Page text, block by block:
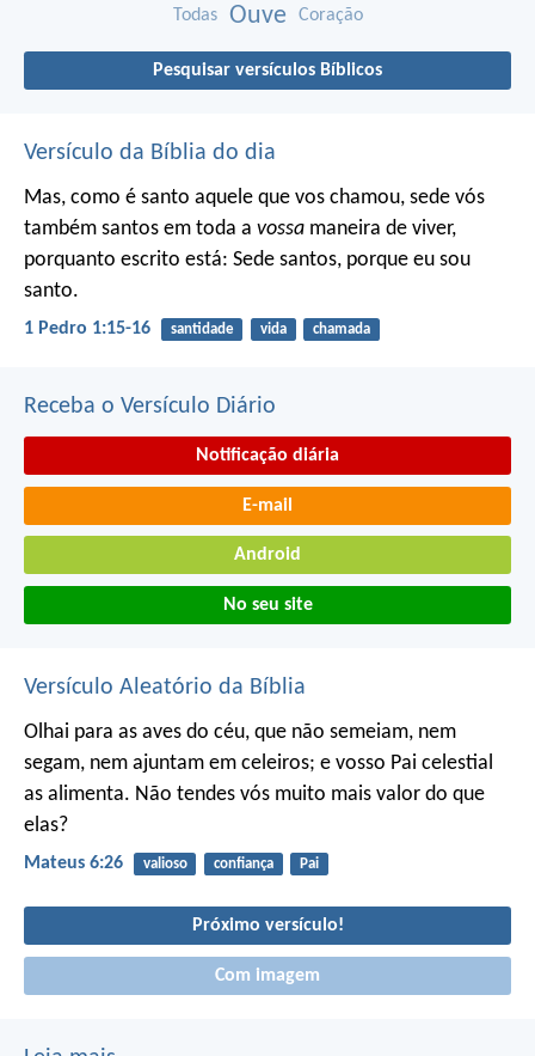
Todas Ouve Coração
Pesquisar versículos Bíblicos
Versículo da Bíblia do dia
Mas, como é santo aquele que vos chamou, sede vós
também santos em toda a vossa maneira de viver,
porquanto escrito está: Sede santos, porque eu sou
santo.
1 Pedro 1:15-16 santidade vida chamada
Receba o Versículo Diário
Notificação diária
E-mail
Android
No seu site
Versículo Aleatório da Bíblia
Olhai para as aves do céu, que não semeiam, nem
segam, nem ajuntam em celeiros; e vosso Pai celestial
as alimenta. Não tendes vós muito mais valor do que
elas?
Mateus 6:26 valioso confiança Pai
Próximo versículo!
Com imagem